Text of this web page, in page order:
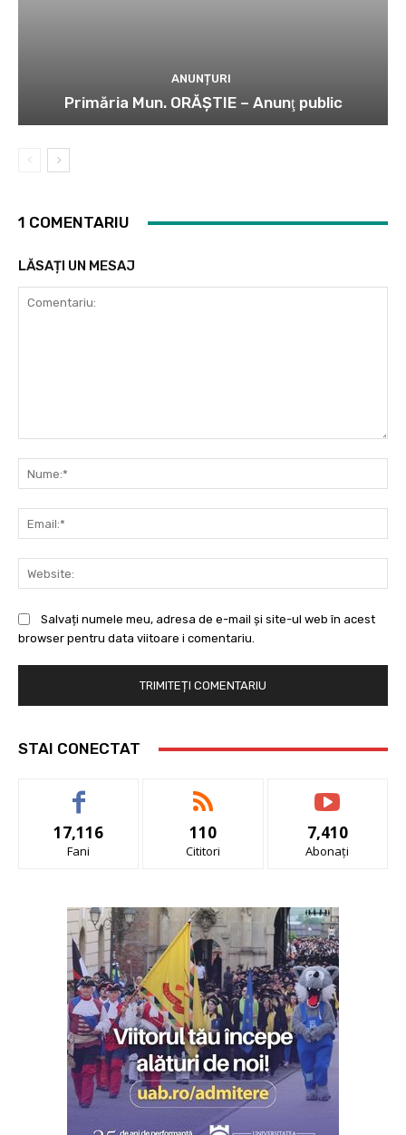
ANUNȚURI
Primăria Mun. ORĂȘTIE – Anunţ public
1 COMENTARIU
LĂSAȚI UN MESAJ
Salvați numele meu, adresa de e-mail și site-ul web în acest
browser pentru data viitoare i comentariu.
STAI CONECTAT
17,116
Fani
110
Cititori
7,410
Abonați